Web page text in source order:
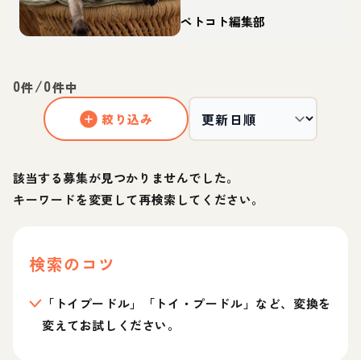
格・体重・寿命の特
徴・迎え方
ペトコト編集部
0件/0件中
絞り込み
該当する募集が見つかりませんでした。
キーワードを変更して再検索してください。
検索のコツ
「トイプードル」「トイ・プードル」など、変換を
変えてお試しください。